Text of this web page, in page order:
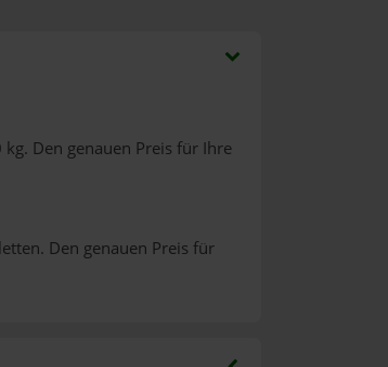
Den genauen Preis für Ihre
Den genauen Preis für